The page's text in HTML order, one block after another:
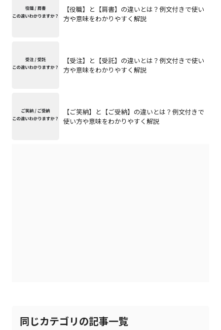
【役職】と【肩書】の違いとは？例文付きで使い
方や意味をわかりやすく解説
【受注】と【受託】の違いとは？例文付きで使い
方や意味をわかりやすく解説
【ご笑納】と【ご受納】の違いとは？例文付きで
使い方や意味をわかりやすく解説
同じカテゴリの記事一覧